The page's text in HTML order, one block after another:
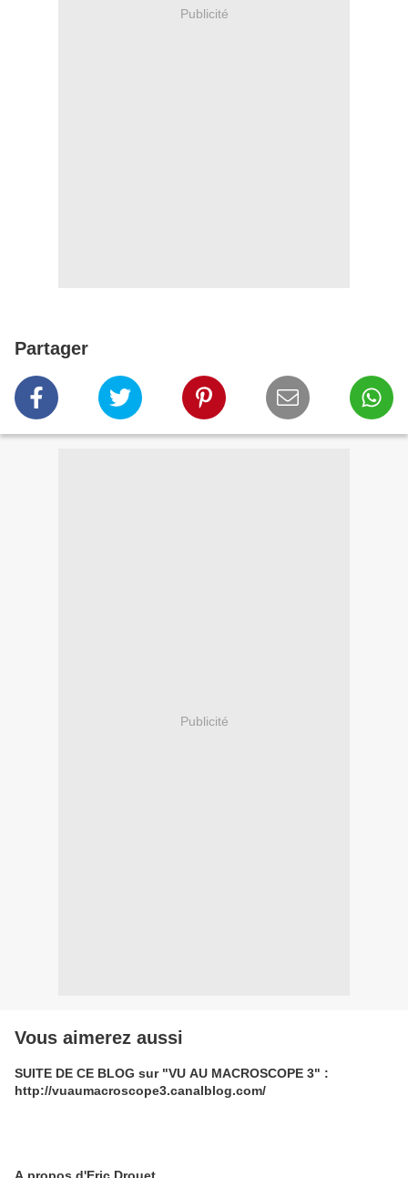
Publicité
Partager
Publicité
Vous aimerez aussi
SUITE DE CE BLOG sur "VU AU MACROSCOPE 3" :
http://vuaumacroscope3.canalblog.com/
A propos d'Eric Drouet